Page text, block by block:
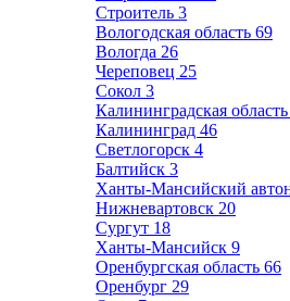
Строитель 3
Вологодская область 69
Вологда 26
Череповец 25
Сокол 3
Калининградская область
Калининград 46
Светлогорск 4
Балтийск 3
Ханты-Мансийский
Нижневартовск 20
Сургут 18
Ханты-Мансийск 9
Оренбургская область 66
Оренбург 29